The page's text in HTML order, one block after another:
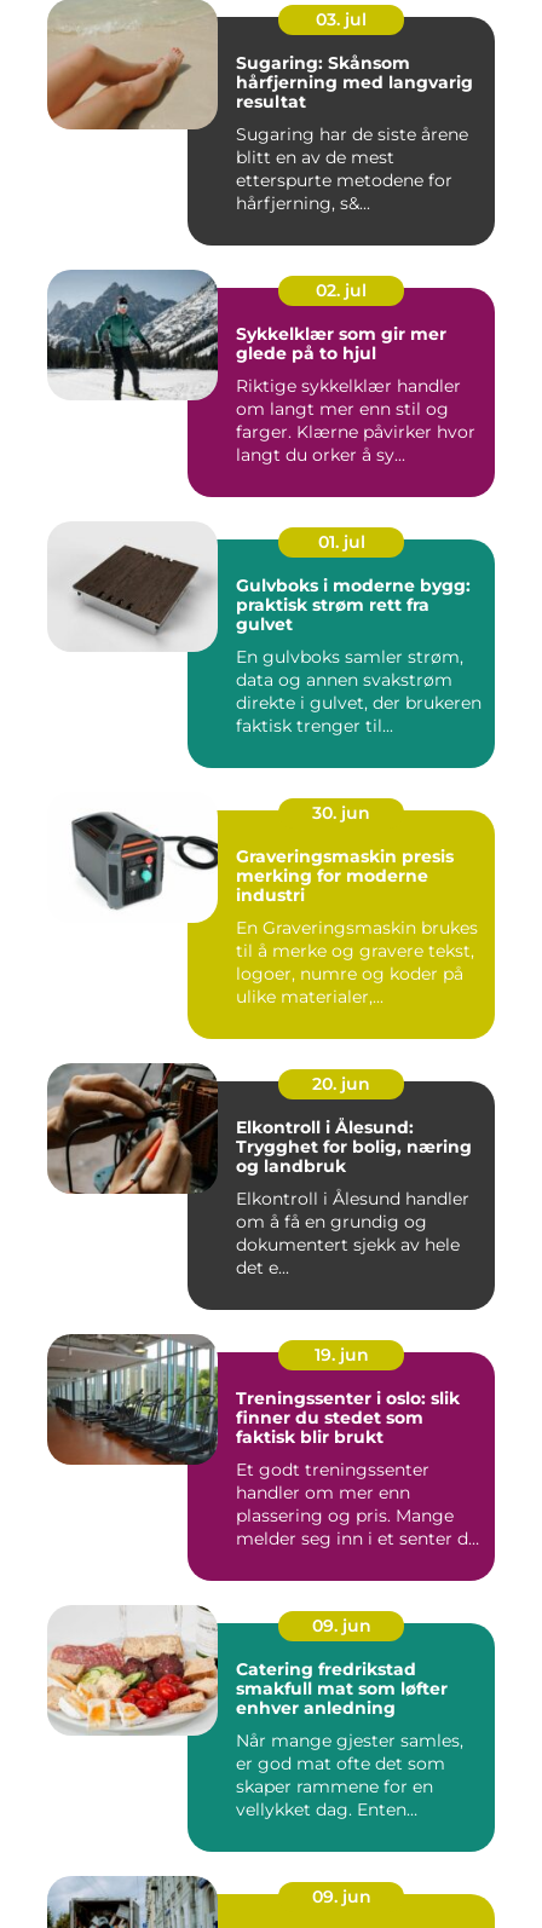
03. jul
Sugaring: Skånsom
hårfjerning med langvarig
resultat
Sugaring har de siste årene
blitt en av de mest
etterspurte metodene for
hårfjerning, s&...
02. jul
Sykkelklær som gir mer
glede på to hjul
Riktige sykkelklær handler
om langt mer enn stil og
farger. Klærne påvirker hvor
langt du orker å sy...
01. jul
Gulvboks i moderne bygg:
praktisk strøm rett fra
gulvet
En gulvboks samler strøm,
data og annen svakstrøm
direkte i gulvet, der brukeren
faktisk trenger til...
30. jun
Graveringsmaskin presis
merking for moderne
industri
En Graveringsmaskin brukes
til å merke og gravere tekst,
logoer, numre og koder på
ulike materialer,...
20. jun
Elkontroll i Ålesund:
Trygghet for bolig, næring
og landbruk
Elkontroll i Ålesund handler
om å få en grundig og
dokumentert sjekk av hele
det e...
19. jun
Treningssenter i oslo: slik
finner du stedet som
faktisk blir brukt
Et godt treningssenter
handler om mer enn
plassering og pris. Mange
melder seg inn i et senter de
09. jun
Catering fredrikstad
smakfull mat som løfter
enhver anledning
Når mange gjester samles,
er god mat ofte det som
skaper rammene for en
vellykket dag. Enten
09. jun